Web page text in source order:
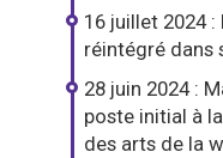
16 juillet 2024
réintégré dans
28 juin 2024 :
poste initial à
des arts de la